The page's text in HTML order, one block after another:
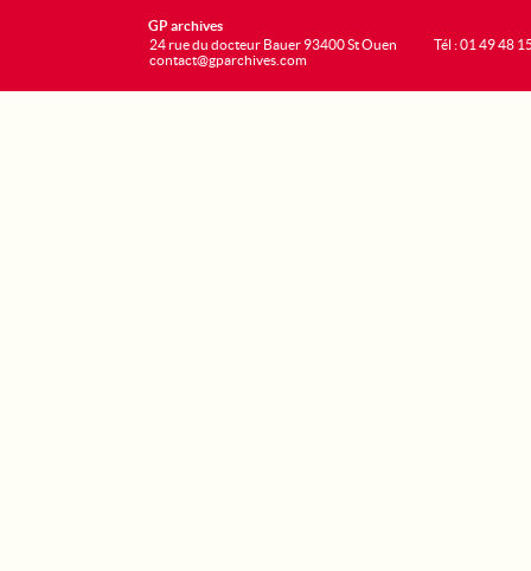
GP archives
24 rue du docteur Bauer 93400 St Ouen
contact@gparchives.com
Tél : 01 49 48